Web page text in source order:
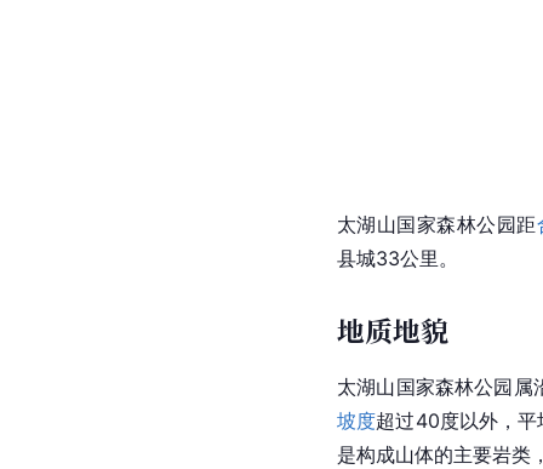
太湖山国家森林公园距
县城33公里。
地质地貌
太湖山国家森林公园属
坡度超过40度以外，
是构成山体的主要岩类